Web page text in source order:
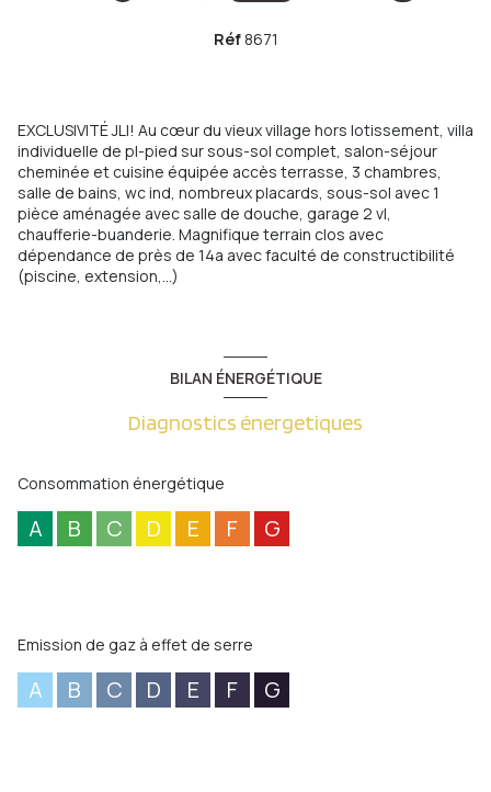
Réf 8671
EXCLUSIVITÉ JLI! Au cœur du vieux village hors lotissement, villa
individuelle de pl-pied sur sous-sol complet, salon-séjour
cheminée et cuisine équipée accès terrasse, 3 chambres,
salle de bains, wc ind, nombreux placards, sous-sol avec 1
pièce aménagée avec salle de douche, garage 2 vl,
chaufferie-buanderie. Magnifique terrain clos avec
dépendance de près de 14a avec faculté de constructibilité
(piscine, extension,...)
BILAN ÉNERGÉTIQUE
Diagnostics énergetiques
Consommation énergétique
A B C D E F G
Emission de gaz à effet de serre
A B C D E F G